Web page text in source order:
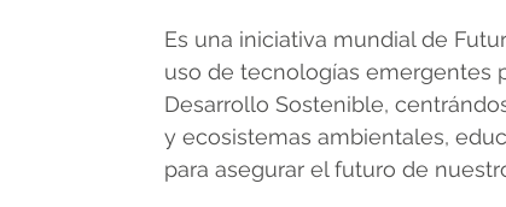
Es una iniciativa mundial de
uso de tecnologías emergentes
Desarrollo Sostenible,
y ecosistemas ambientales,
para asegurar el futuro de